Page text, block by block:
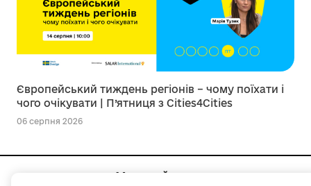
Європейський тиждень регіонів – чому поїхати і
чого очікувати | П’ятниця з Cities4Cities
06 серпня 2026
Мапа сайту